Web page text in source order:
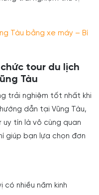
Tàu bằng xe máy – Bí
tour du lịch
Tàu
trải nghiệm tốt nhất khi
dẫn tại Vũng Tàu,
tín là vô cùng quan
giúp bạn lựa chọn đơn
có nhiều năm kinh